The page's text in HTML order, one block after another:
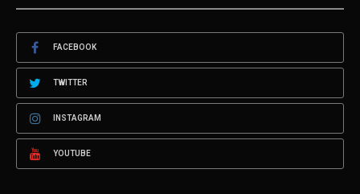
FACEBOOK
TWITTER
INSTAGRAM
YOUTUBE